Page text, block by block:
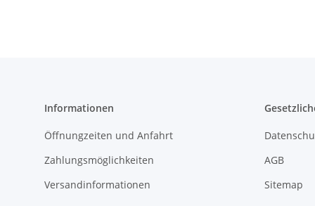
Informationen
Öffnungzeiten und Anfahrt
Zahlungsmöglichkeiten
Versandinformationen
AGB
Sitemap